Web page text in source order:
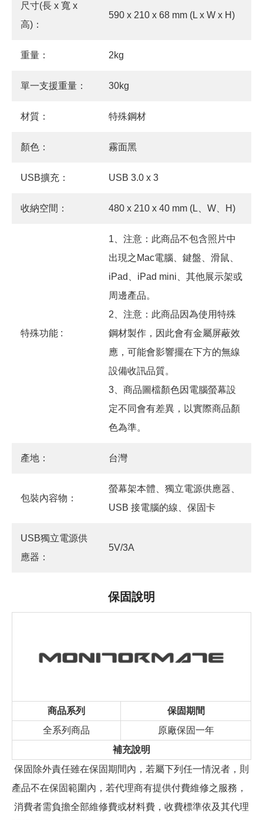
尺寸(長 x 寬 x
高)：
590 x 210 x 68 mm (L x W x H)
重量： 2kg
單一支援重量： 30kg
材質： 特殊鋼材
顏色： 霧面黑
USB擴充： USB 3.0 x 3
收納空間： 480 x 210 x 40 mm (L、W、H)
特殊功能 :
1、注意：此商品不包含照片中
出現之Mac電腦、鍵盤、滑鼠、
iPad、iPad mini、其他展示架或
周邊產品。
2、注意：此商品因為使用特殊
鋼材製作，因此會有金屬屏蔽效
應，可能會影響擺在下方的無線
設備收訊品質。
3、商品圖檔顏色因電腦螢幕設
定不同會有差異，以實際商品顏
色為準。
產地： 台灣
包裝內容物：
螢幕架本體、獨立電源供應器、
USB 接電腦的線、保固卡
USB獨立電源供
應器：
5V/3A
保固說明
商品系列
保固期間
全系列商品
原廠保固一年
補充說明
保固除外責任雖在保固期間內，若屬下列任一情況者，則
產品不在保固範圍內，若代理商有提供付費維修之服務，
消費者需負擔全部維修費或材料費，收費標準依及其代理